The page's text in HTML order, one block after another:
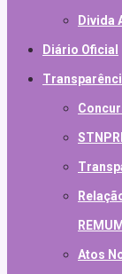
Divida
Diário Oficial
Atos